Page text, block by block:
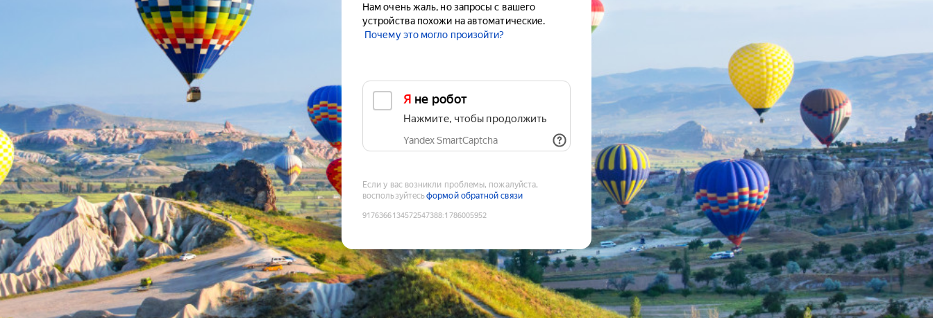
Нам очень жаль, но запросы с вашего
устройства похожи на автоматические.
Почему это могло произойти?
Я не робот
Нажмите, чтобы продолжить
Yandex SmartCaptcha
Если у вас возникли проблемы, пожалуйста,
воспользуйтесьформой обратной связи
9176366134572547388:1786005952